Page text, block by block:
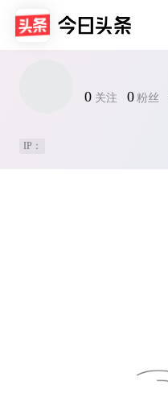
0 关注 0 粉丝
IP：